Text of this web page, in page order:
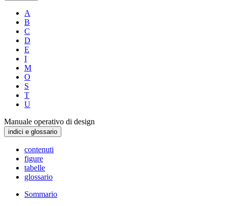
A
B
C
D
E
I
M
O
S
T
U
Manuale operativo di design
indici e glossario
contenuti
figure
tabelle
glossario
Sommario